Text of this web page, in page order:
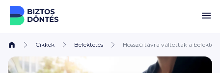
Ugrás a tartalomhoz
Cikkek Befektetés Hosszú távra váltottak a